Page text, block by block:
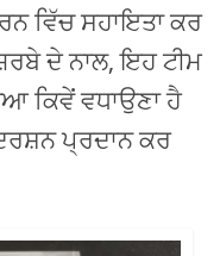
ਵਿੱਚ ਸਹਾਇਤਾ ਕਰ
ਦੇ ਨਾਲ, ਇਹ ਟੀਮ
ਕਿਵੇਂ ਵਧਾਉਣਾ ਹੈ
ਪ੍ਰਦਾਨ ਕਰ